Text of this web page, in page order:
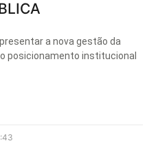
a nova gestão da
posicionamento institucional